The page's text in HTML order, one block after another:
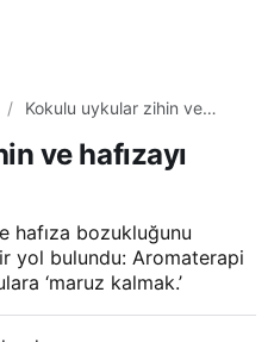
Kokulu uykular zihin ve
ve hafızayı
hafıza bozukluğunu
yol bulundu: Aromaterapi
‘maruz kalmak.’